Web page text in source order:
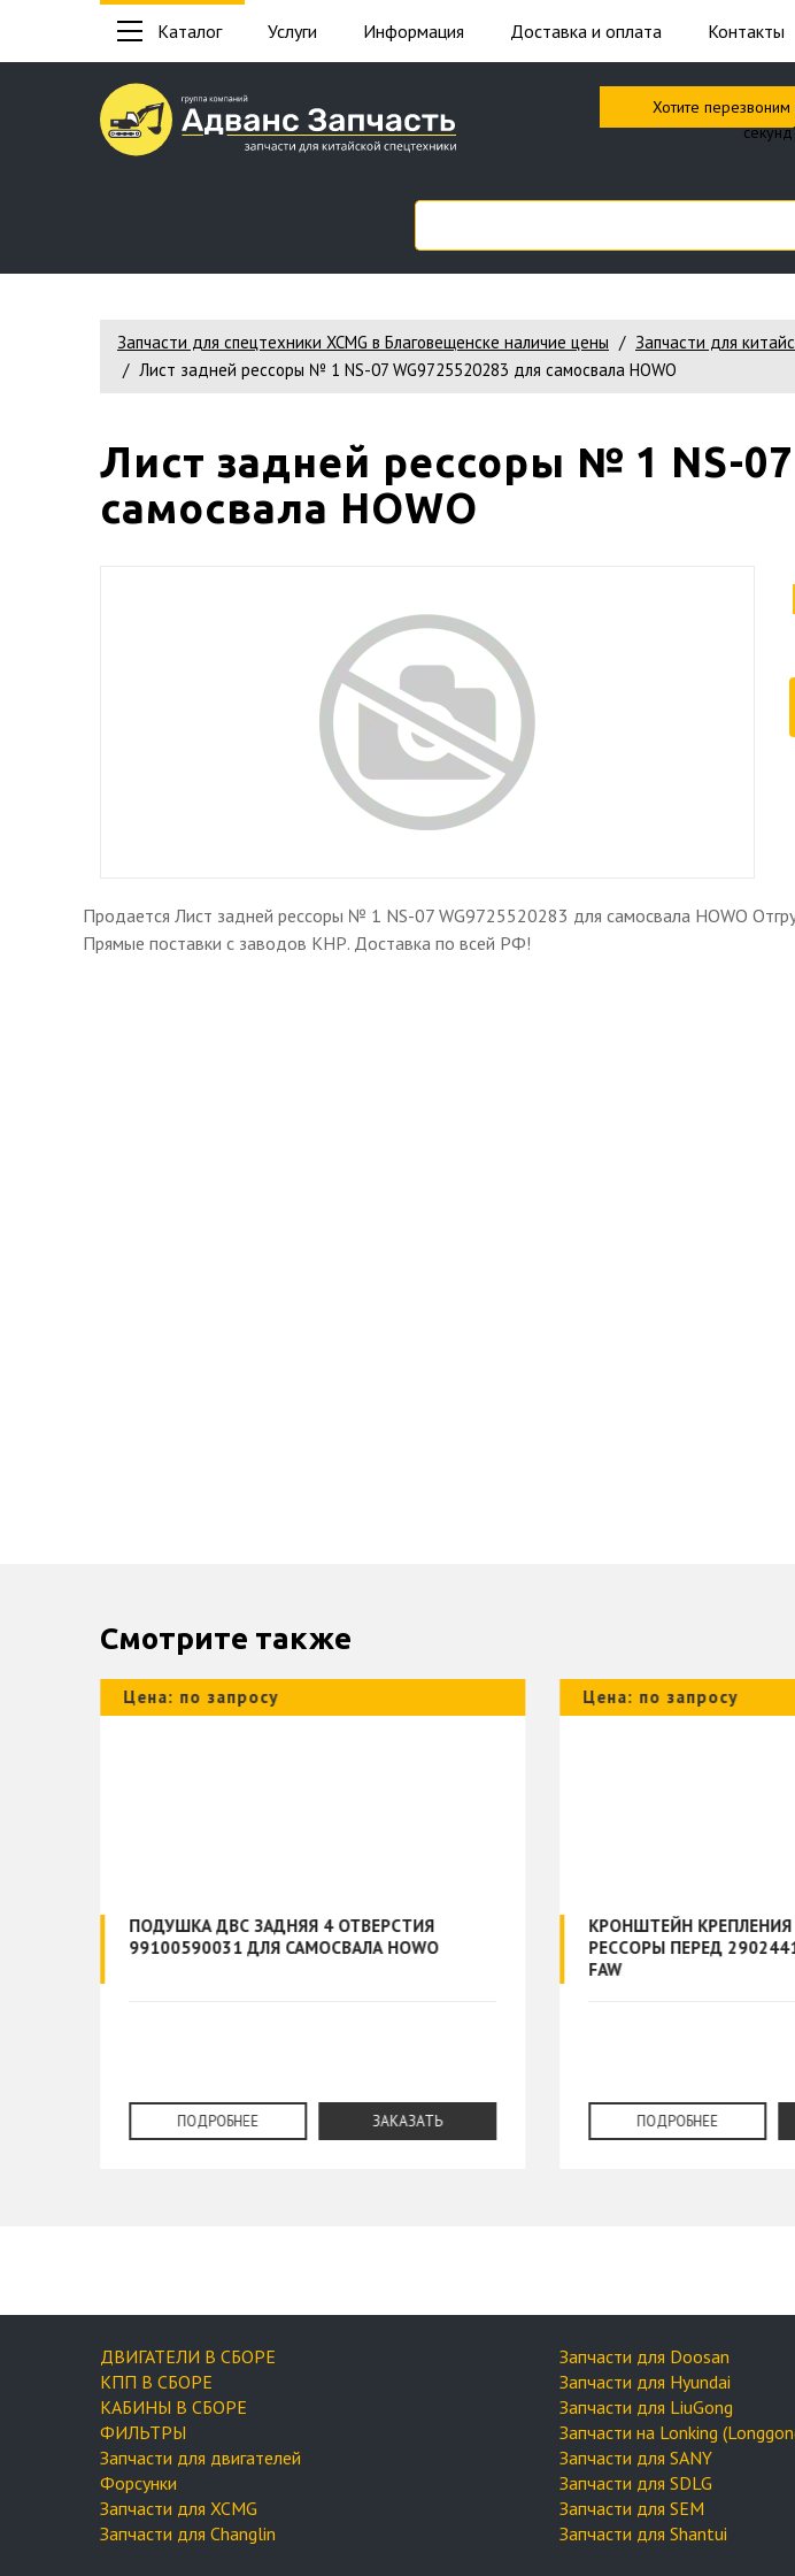
Каталог Услуги Информация Доставка и оплата Контакты
Хотите
Запчасти для спецтехники XCMG в Благовещенске наличие цены Запчасти для
Лист задней рессоры № 1 NS-07 WG9725520283 для самосвала HOWO
Лист задней рессоры № 1 NS-07
самосвала HOWO
Продается Лист задней рессоры № 1 NS-07 WG9725520283 для самосвала HOWO
Прямые поставки с заводов КНР. Доставка по всей РФ!
Смотрите также
Цена: по запросу
ПОДУШКА ДВС ЗАДНЯЯ 4 ОТВЕРСТИЯ
99100590031 ДЛЯ САМОСВАЛА HOWO
ПОДРОБНЕЕ ЗАКАЗАТЬ
Цена: по запросу
КРОНШТЕЙН КРЕПЛЕНИЯ
РЕССОРЫ ПЕРЕД
FAW
ПОДРОБНЕЕ
ДВИГАТЕЛИ В СБОРЕ
КПП В СБОРЕ
КАБИНЫ В СБОРЕ
ФИЛЬТРЫ
Запчасти для двигателей
Форсунки
Запчасти для XCMG
Запчасти для Changlin
Запчасти для Doosan
Запчасти для Hyundai
Запчасти для LiuGong
Запчасти на Lonking
Запчасти для SANY
Запчасти для SDLG
Запчасти для SEM
Запчасти для Shantui